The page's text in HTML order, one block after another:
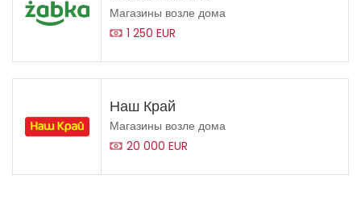
Магазины возле дома
1 250 EUR
Наш Край
Магазины возле дома
20 000 EUR